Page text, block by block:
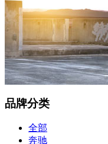
品牌分类
全部
奔驰